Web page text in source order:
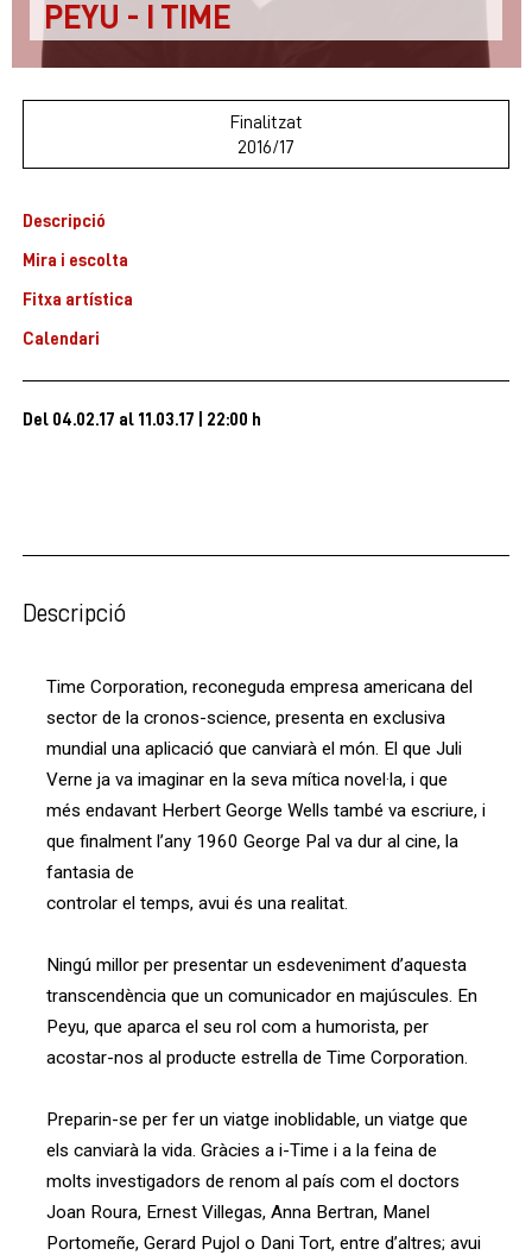
PEYU - I TIME
Finalitzat
2016/17
Descripció
Mira i escolta
Fitxa artística
Calendari
Del 04.02.17 al 11.03.17 22:00 h
Descripció
Time Corporation, reconeguda empresa americana del
sector de la cronos-science, presenta en exclusiva
mundial una aplicació que canviarà el món. El que Juli
Verne ja va imaginar en la seva mítica novel·la, i que
més endavant Herbert George Wells també va escriure, i
que finalment l’any 1960 George Pal va dur al cine, la
fantasia de
controlar el temps, avui és una realitat.
Ningú millor per presentar un esdeveniment d’aquesta
transcendència que un comunicador en majúscules. En
Peyu, que aparca el seu rol com a humorista, per
acostar-nos al producte estrella de Time Corporation.
Preparin-se per fer un viatge inoblidable, un viatge que
els canviarà la vida. Gràcies a i-Time i a la feina de
molts investigadors de renom al país com el doctors
Joan Roura, Ernest Villegas, Anna Bertran, Manel
Portomeñe, Gerard Pujol o Dani Tort, entre d’altres; avui